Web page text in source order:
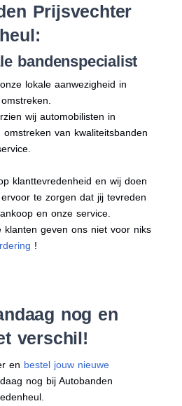
Prijsvechter
bandenspecialist
lokale aanwezigheid in
wij automobilisten in
omstreken van kwaliteitsbanden
klanttevredenheid en wij doen
te zorgen dat jij tevreden
en onze service.
klanten geven ons niet voor niks
!
nog en
verschil!
en bestel jouw nieuwe
nog bij Autobanden